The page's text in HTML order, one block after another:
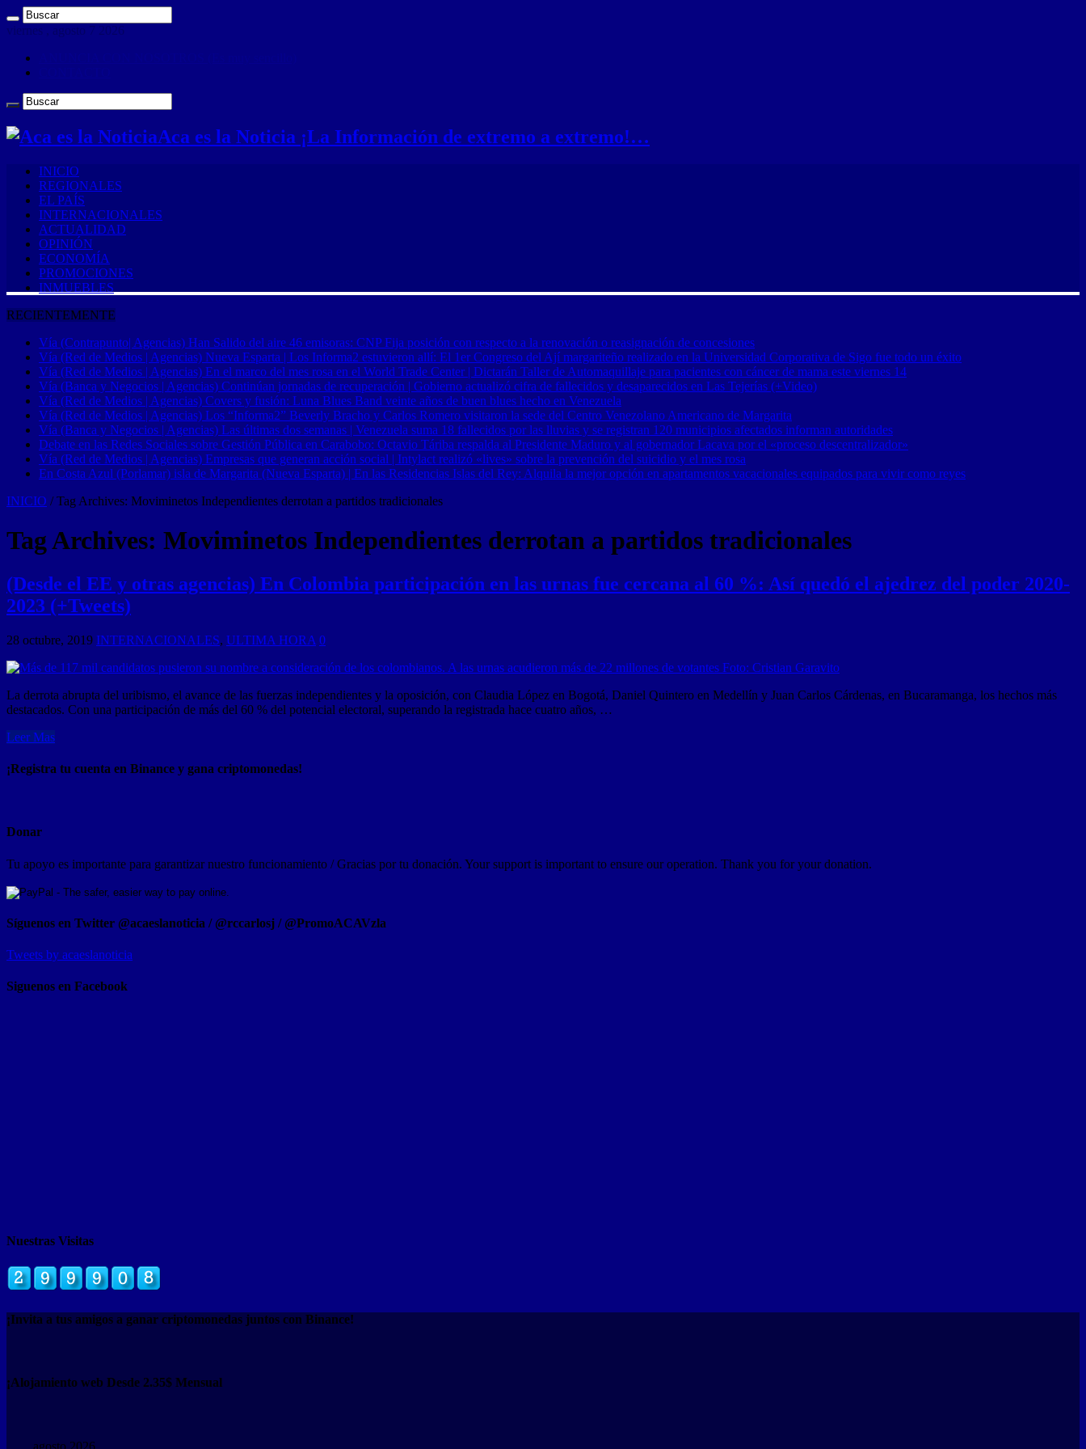
viernes , agosto 7 2026
Aca es la Noticia ¡La Información de extremo a extremo!…
INICIO
REGIONALES
EL PAÍS
INTERNACIONALES
ACTUALIDAD
OPINIÓN
ECONOMÍA
PROMOCIONES
INMUEBLES
RECIENTEMENTE
Vía (Contrapunto| Agencias) Han Salido del aire 46 emisoras: CNP Fija posición con respecto a la renovación o reasignación de concesiones
Vía (Red de Medios | Agencias) Nueva Esparta | Los Informa2 estuvieron allí: El 1er Congreso del Ají margariteño realizado en la Universidad Corporativa de Sigo fue todo un éxito
Vía (Red de Medios | Agencias) En el marco del mes rosa en el World Trade Center | Dictarán Taller de Automaquillaje para pacientes con cáncer de mama este viernes 14
Vía (Banca y Negocios | Agencias) Continúan jornadas de recuperación | Gobierno actualizó cifra de fallecidos y desaparecidos en Las Tejerías (+Video)
Vía (Red de Medios | Agencias) Covers y fusión: Luna Blues Band veinte años de buen blues hecho en Venezuela
Vía (Red de Medios | Agencias) Los “Informa2” Beverly Bracho y Carlos Romero visitaron la sede del Centro Venezolano Americano de Margarita
Vía (Banca y Negocios | Agencias) Las últimas dos semanas | Venezuela suma 18 fallecidos por las lluvias y se registran 120 municipios afectados informan autoridades
Debate en las Redes Sociales sobre Gestión Pública en Carabobo: Octavio Táriba respalda al Presidente Maduro y al gobernador Lacava por el «proceso descentralizador»
Vía (Red de Medios | Agencias) Empresas que generan acción social | Intylact realizó «lives» sobre la prevención del suicidio y el mes rosa
En Costa Azul (Porlamar) isla de Margarita (Nueva Esparta) | En las Residencias Islas del Rey: Alquila la mejor opción en apartamentos vacacionales equipados para vivir como reyes
INICIO / Tag Archives: Moviminetos Independientes derrotan a partidos tradicionales
Tag Archives: Moviminetos Independientes derrotan a partidos tradicionales
(Desde el EE y otras agencias) En Colombia participación en las urnas fue cercana al 60 %: Así quedó el ajedrez del poder 2020-
2023 (+Tweets)
28 octubre, 2019 INTERNACIONALES, ULTIMA HORA 0
La derrota abrupta del uribismo, el avance de las fuerzas independientes y la oposición, con Claudia López en Bogotá, Daniel Quintero en Medellín y Juan Carlos Cárdenas, en Bucaramanga, los hechos más
destacados. Con una participación de más del 60 % del potencial electoral, superando la registrada hace cuatro años, …
Leer Mas
¡Registra tu cuenta en Binance y gana criptomonedas!
Donar
Tu apoyo es importante para garantizar nuestro funcionamiento / Gracias por tu donación. Your support is important to ensure our operation. Thank you for your donation.
Síguenos en Twitter @acaeslanoticia / @rccarlosj / @PromoACAVzla
Tweets by acaeslanoticia
Siguenos en Facebook
Nuestras Visitas
¡Invita a tus amigos a ganar criptomonedas juntos con Binance!
¡Alojamiento web Desde 2.35$ Mensual
agosto 2026